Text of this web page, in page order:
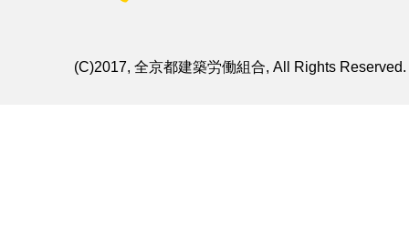
(C)2017, 全京都建築労働組合, All Rights Reserved.